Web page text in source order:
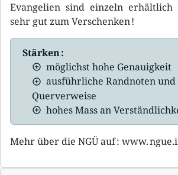
Evangelien sind einzeln
sehr gut zum Verschenken !
Stärken :
möglichst hohe Genauigkeit
ausführliche Randnoten
Querverweise
hohes Mass an
Mehr über die NGÜ auf : www.